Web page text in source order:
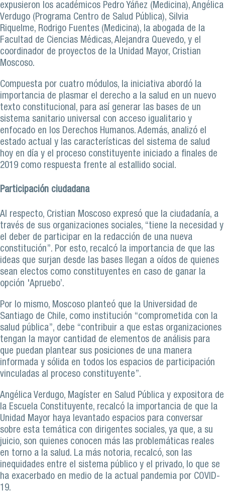
expusieron los académicos Pedro Yáñez (Medicina), Angélica
Verdugo (Programa Centro de Salud Pública), Silvia
Riquelme, Rodrigo Fuentes (Medicina), la abogada de la
Facultad de Ciencias Médicas, Alejandra Quevedo, y el
coordinador de proyectos de la Unidad Mayor, Cristian
Moscoso.
Compuesta por cuatro módulos, la iniciativa abordó la
importancia de plasmar el derecho a la salud en un nuevo
texto constitucional, para así generar las bases de un
sistema sanitario universal con acceso igualitario y
enfocado en los Derechos Humanos. Además, analizó el
estado actual y las características del sistema de salud
hoy en día y el proceso constituyente iniciado a finales de
2019 como respuesta frente al estallido social.
Participación ciudadana
Al respecto, Cristian Moscoso expresó que la ciudadanía, a
través de sus organizaciones sociales, “tiene la necesidad y
el deber de participar en la redacción de una nueva
constitución”. Por esto, recalcó la importancia de que las
ideas que surjan desde las bases llegan a oídos de quienes
sean electos como constituyentes en caso de ganar la
opción 'Apruebo’.
Por lo mismo, Moscoso planteó que la Universidad de
Santiago de Chile, como institución “comprometida con la
salud pública”, debe “contribuir a que estas organizaciones
tengan la mayor cantidad de elementos de análisis para
que puedan plantear sus posiciones de una manera
informada y sólida en todos los espacios de participación
vinculadas al proceso constituyente”.
Angélica Verdugo, Magíster en Salud Pública y expositora de
la Escuela Constituyente, recalcó la importancia de que la
Unidad Mayor haya levantado espacios para conversar
sobre esta temática con dirigentes sociales, ya que, a su
juicio, son quienes conocen más las problemáticas reales
en torno a la salud. La más notoria, recalcó, son las
inequidades entre el sistema público y el privado, lo que se
ha exacerbado en medio de la actual pandemia por COVID-
19.